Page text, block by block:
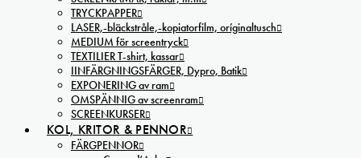
TRYCKPAPPER
LASER,-bläckstråle,-kopiatorfilm, oríginaltusch
MEDIUM för screentryck
TEXTILIER T-shirt, kassar
IINFÄRGNINGSFÄRGER, Dypro, Batik
EXPONERING av ram
OMSPÄNNIG av screenram
SCREENKURSER
KOL, KRITOR & PENNOR
FÄRGPENNOR